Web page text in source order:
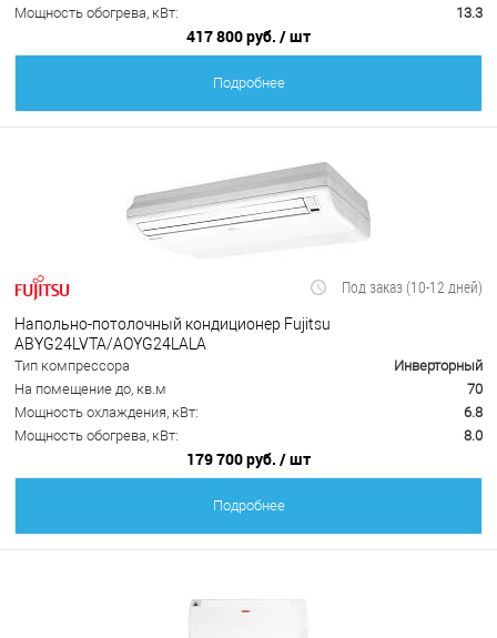
Мощность обогрева, кВт:
13.3
417 800 руб. / шт
Подробнее
Под заказ (10-12 дней)
Напольно-потолочный кондиционер Fujitsu
ABYG24LVTA/AOYG24LALA
Тип компрессора
Инверторный
На помещение до, кв.м
70
Мощность охлаждения, кВт:
6.8
Мощность обогрева, кВт:
8.0
179 700 руб. / шт
Подробнее